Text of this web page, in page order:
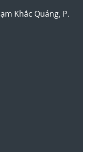
Khắc Quảng, P.